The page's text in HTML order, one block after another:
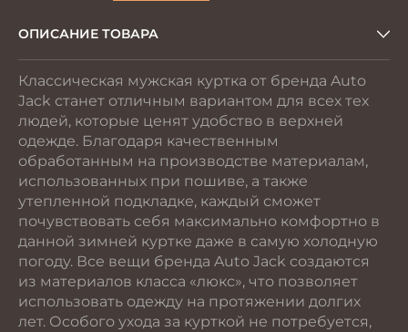
ОПИСАНИЕ ТОВАРА
Классическая мужская куртка от бренда Auto
Jack станет отличным вариантом для всех тех
людей, которые ценят удобство в верхней
одежде. Благодаря качественным
обработанным на производстве материалам,
использованных при пошиве, а также
утепленной подкладке, каждый сможет
почувствовать себя максимально комфортно в
данной зимней куртке даже в самую холодную
погоду. Все вещи бренда Auto Jack создаются
из материалов класса «люкс», что позволяет
использовать одежду на протяжении долгих
лет. Особого ухода за курткой не потребуется,